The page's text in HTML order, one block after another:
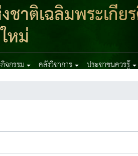
าติเฉลิมพระเกีย
หม่
จกรรม คลังวิชาการ ประชาชนควรรู้